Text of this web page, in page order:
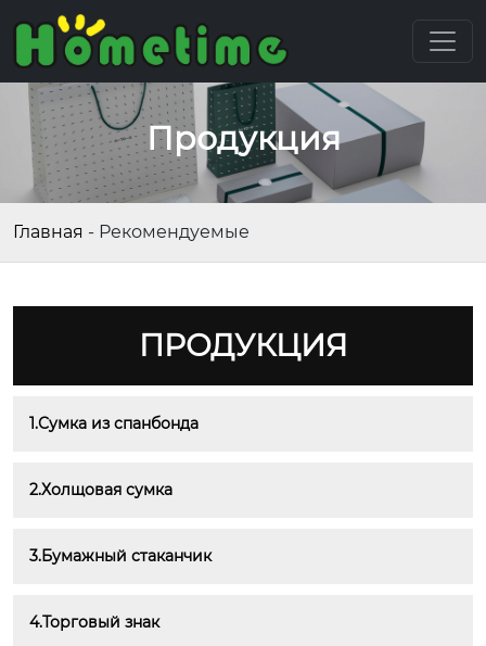
Продукция
Главная - Рекомендуемые
ПРОДУКЦИЯ
1.Сумка из спанбонда
2.Холщовая сумка
3.Бумажный стаканчик
4.Торговый знак